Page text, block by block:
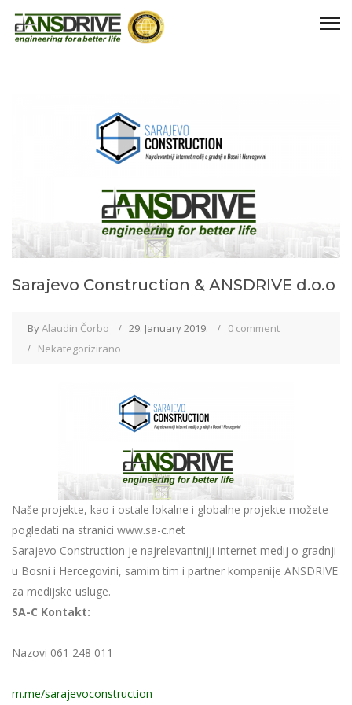
Sarajevo Construction & ANSDRIVE d.o.o
ByAlaudin Čorbo 29. January 2019.
0 comment
Nekategorizirano
Naše projekte, kao i ostale lokalne i globalne projekte možete
pogledati na stranici www.sa-c.net
Sarajevo Construction je najrelevantnijji internet medij o gradnji
u Bosni i Hercegovini, samim tim i partner kompanije ANSDRIVE
za medijske usluge.
SA-C Kontakt:
Nazovi 061 248 011
m.me/sarajevoconstruction